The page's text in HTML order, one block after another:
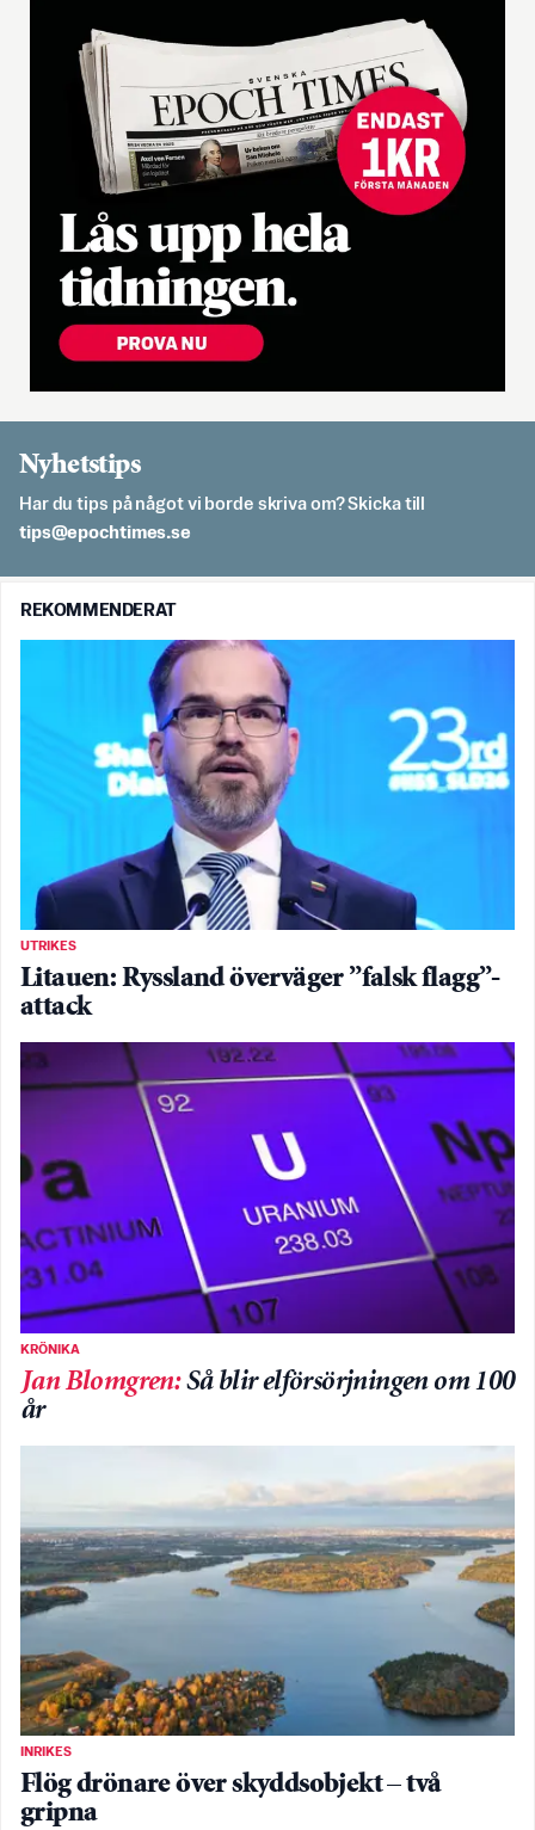
Nyhetstips
Har du tips på något vi borde skriva om? Skicka till
es.semithcope@spit
REKOMMENDERAT
UTRIKES
Litauen: Ryssland överväger ”falsk flagg”-
attack
KRÖNIKA
Jan Blomgren:Så blir elförsörjningen om 100
år
INRIKES
Flög drönare över skyddsobjekt – två
gripna